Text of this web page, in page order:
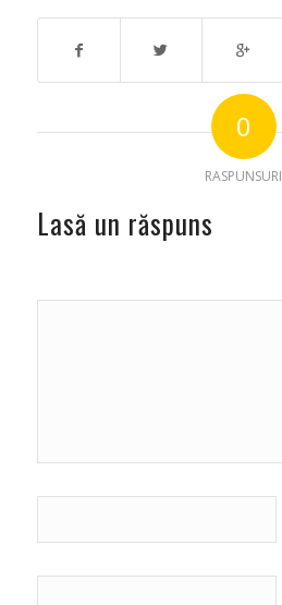
0
RASPUNSURI
Lasă un răspuns